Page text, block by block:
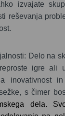
izvajate
reševanja
Delo na
igre ali
inovativnost
s čimer
dela.